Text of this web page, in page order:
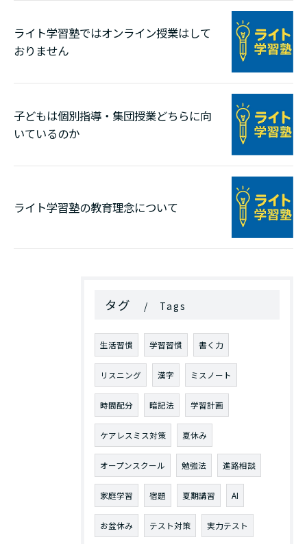
ライト学習塾ではオンライン授業はして
おりません
子どもは個別指導・集団授業どちらに向
いているのか
ライト学習塾の教育理念について
タグ Tags
生活習慣 学習習慣 書く力
リスニング 漢字 ミスノート
時間配分 暗記法 学習計画
ケアレスミス対策 夏休み
オープンスクール 勉強法 進路相談
家庭学習 宿題 夏期講習 AI
お盆休み テスト対策 実力テスト
お問い合わせはこちら